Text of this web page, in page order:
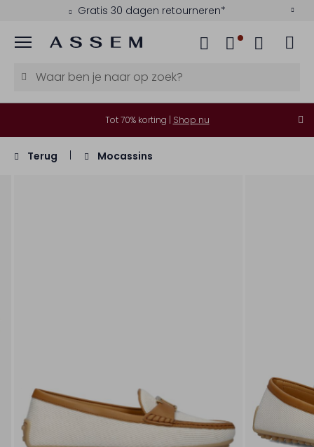
Gratis 30 dagen retourneren*
Menu
Tot 70% korting | Shop nu
Terug Mocassins